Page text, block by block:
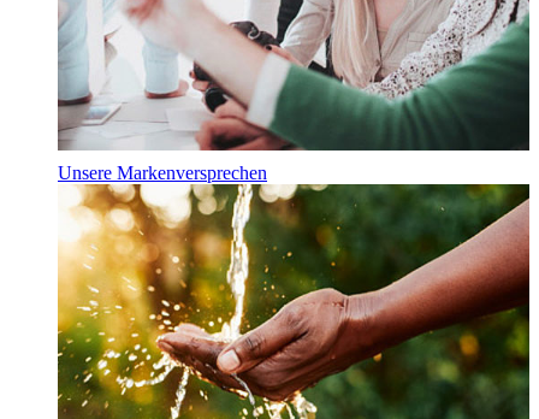
Unsere Markenversprechen